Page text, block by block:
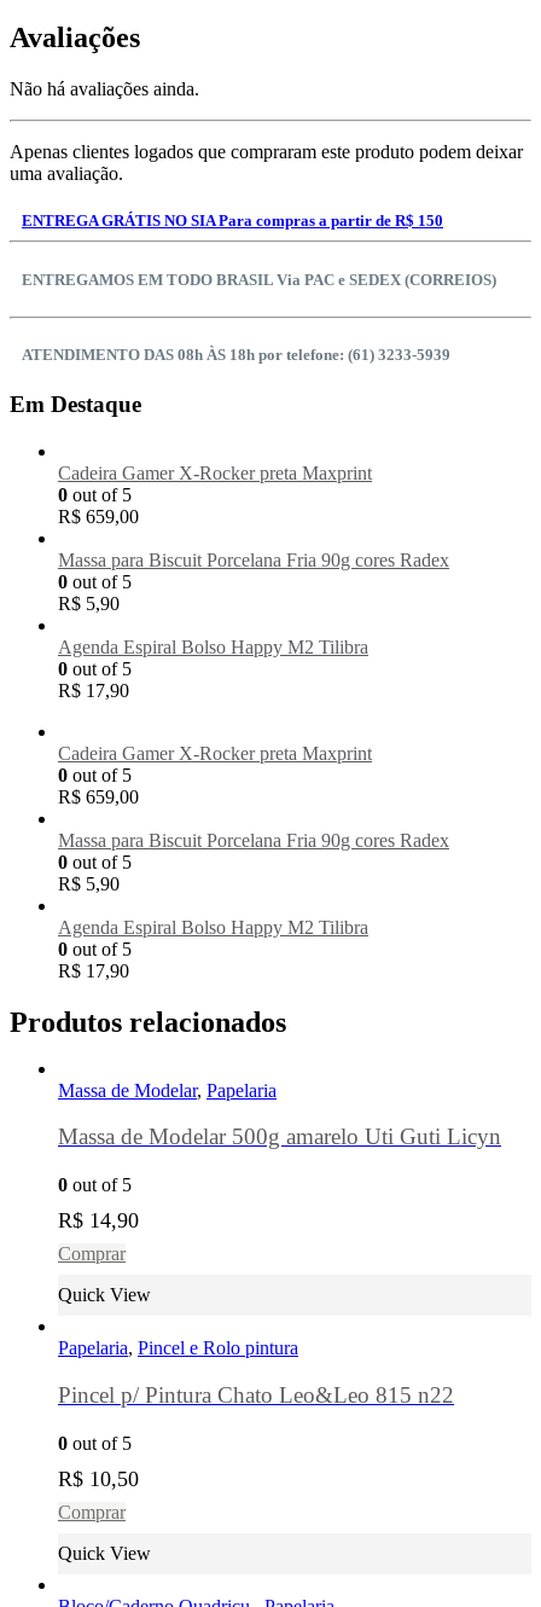
Avaliações
Não há avaliações ainda.
Apenas clientes logados que compraram este produto podem deixar
uma avaliação.
ENTREGA GRÁTIS NO SIA Para compras a partir de R$ 150
ENTREGAMOS EM TODO BRASIL Via PAC e SEDEX (CORREIOS)
ATENDIMENTO DAS 08h ÀS 18h por telefone: (61) 3233-5939
Em Destaque
Cadeira Gamer X-Rocker preta Maxprint
0 out of 5
R$ 659,00
Massa para Biscuit Porcelana Fria 90g cores Radex
0 out of 5
R$ 5,90
Agenda Espiral Bolso Happy M2 Tilibra
0 out of 5
R$ 17,90
Cadeira Gamer X-Rocker preta Maxprint
0 out of 5
R$ 659,00
Massa para Biscuit Porcelana Fria 90g cores Radex
0 out of 5
R$ 5,90
Agenda Espiral Bolso Happy M2 Tilibra
0 out of 5
R$ 17,90
Produtos relacionados
Massa de Modelar, Papelaria
Massa de Modelar 500g amarelo Uti Guti Licyn
0 out of 5
R$ 14,90
Comprar
Quick View
Papelaria, Pincel e Rolo pintura
Pincel p/ Pintura Chato Leo&Leo 815 n22
0 out of 5
R$ 10,50
Comprar
Quick View